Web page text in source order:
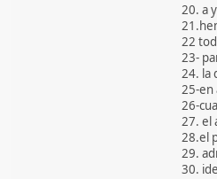
20. a
22
23-
24. la
25-en
26-
27. el
28.el
29.
30.